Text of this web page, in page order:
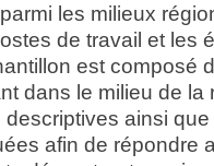
les milieux
de travail et les
est composé
dans le milieu de la
ainsi
afin de répondre